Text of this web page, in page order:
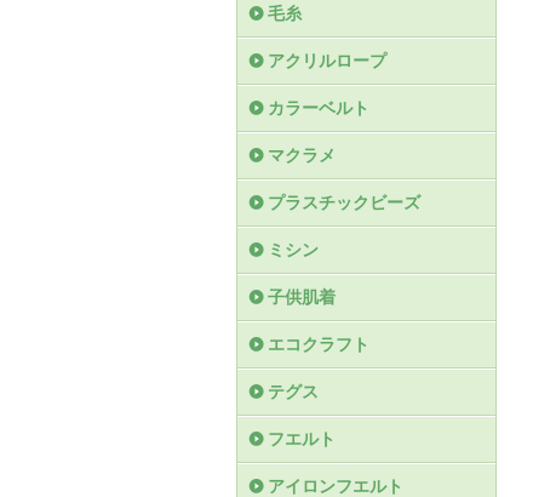
毛糸
アクリルロープ
カラーベルト
マクラメ
プラスチックビーズ
ミシン
子供肌着
エコクラフト
テグス
フエルト
アイロンフエルト